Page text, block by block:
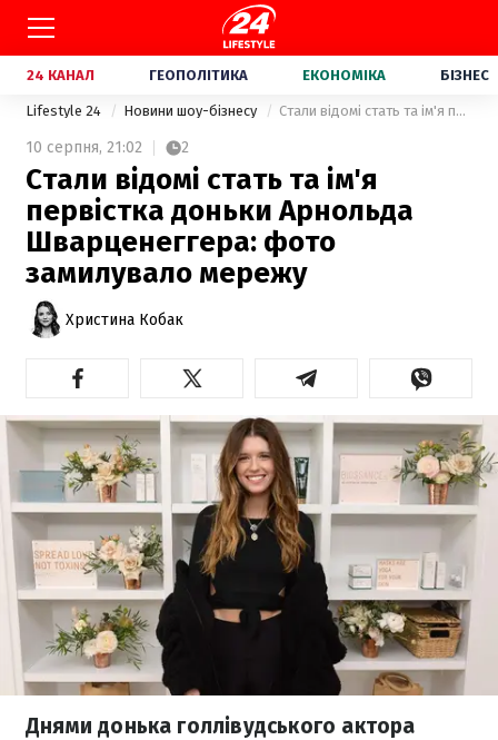
24 КАНАЛ ГЕОПОЛІТИКА ЕКОНОМІКА БІЗНЕС
Lifestyle 24 Новини шоу-бізнесу Стали відомі стать та ім'я первістка доньки Арнольда Шварценеггера: фото замилувало мережу
10 серпня, 21:02 2
Стали відомі стать та ім'я
первістка доньки Арнольда
Шварценеггера: фото
замилувало мережу
Христина Кобак
Днями донька голлівудського актора